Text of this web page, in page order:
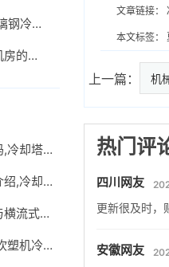
冷却塔集水盘作用(玻璃钢冷却塔积水盘容量湿球
高效制冷机房与传统机房的区别,高效机房与普通
冷却塔管道需要保温吗,冷却塔只在夏季使用管道
冷却塔管道安装方法介绍,冷却塔管道改造公司
玻璃钢逆流式冷却塔与横流式冷却塔有什么不同？
吹塑机冷却塔的作用,吹塑机冷却塔选型计算
文章链接：
本文标签：
上一篇： 机
热门评
四川网友
更新很及时，
安徽网友